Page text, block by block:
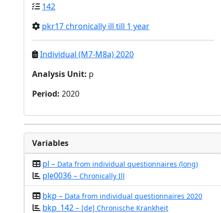
142
pkr17 chronically ill till 1 year
Individual (M7-M8a) 2020
Analysis Unit: p
Period: 2020
Variables
pl – Data from individual questionnaires (long)
ple0036 – Chronically Ill
bkp – Data from individual questionnaires 2020
bkp_142 – [de] Chronische Krankheit